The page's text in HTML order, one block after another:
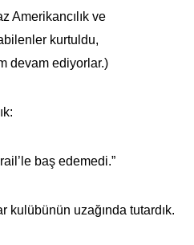
Amerikancılık ve
kurtuldu,
devam ediyorlar.)
baş edemedi.”
kulübünün uzağında tutardık.